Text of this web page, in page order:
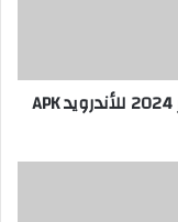
تحميل قفل الآلة الحاسبة HideX مهكر 2024 للأندرويد APK